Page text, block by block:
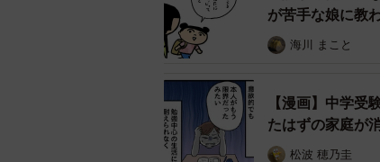
司！」「手作り？すごい」と歓
斉に手を伸ばし、いなり寿司は
喜んでもらえたこと自体は、う
作った側として悪い気はしませ
が苦手な娘に教
海川 まこと
【漫画】中学
たはずの家庭が
松波 穂乃圭